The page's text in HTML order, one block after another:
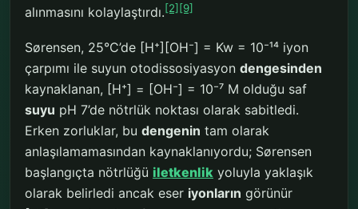
alınmasını kolaylaştırdı.[2] [9]
Sørensen, 25°C’de [H⁺][OH⁻] = Kw = 10⁻¹⁴ iyon
çarpımı ile suyun otodissosiyasyon dengesinden
kaynaklanan, [H⁺] = [OH⁻] = 10⁻⁷ M olduğu saf
suyu pH 7’de nötrlük noktası olarak sabitledi.
Erken zorluklar, bu dengenin tam olarak
anlaşılamamasından kaynaklanıyordu; Sørensen
başlangıçta nötrlüğü iletkenlik yoluyla yaklaşık
olarak belirledi ancak eser iyonların görünür